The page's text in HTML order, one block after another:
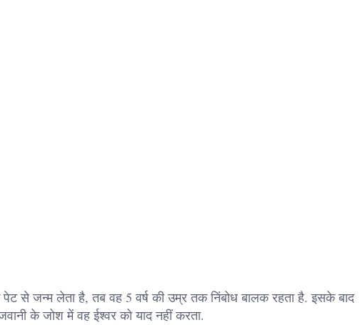
से जन्म लेता है, तब वह 5 वर्ष की उम्र तक निंबोध बालक रहता है. इसके बाद
के जोश में वह ईश्वर को याद नहीं करता.